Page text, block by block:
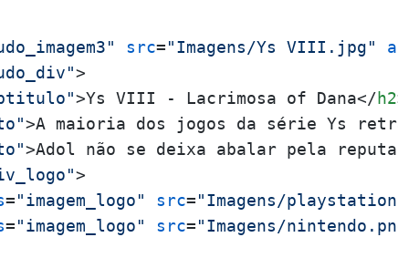
src="Imagens/Ys VIII.jpg"
>
>Ys VIII - Lacrimosa of Dana</h2
>A maioria dos jogos da série Ys
>Adol não se deixa abalar pela
>
="imagem_logo" src="Imagens/
="imagem_logo" src="Imagens/